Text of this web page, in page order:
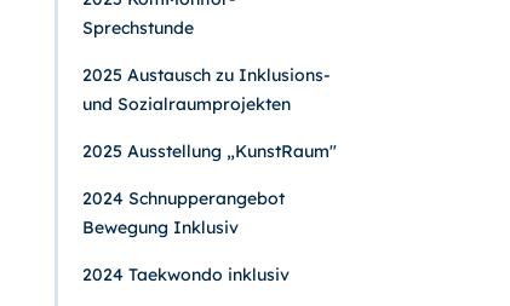
Sprechstunde
2025 Austausch zu Inklusions-
und Sozialraumprojekten
2025 Ausstellung „KunstRaum"
2024 Schnupperangebot
Bewegung Inklusiv
2024 Taekwondo inklusiv